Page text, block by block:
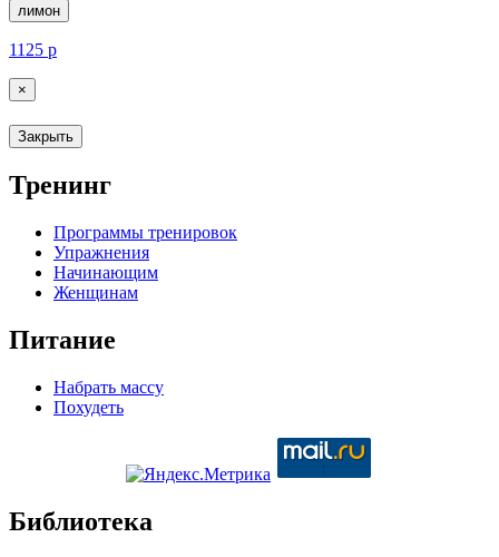
лимон
1125 р
×
Закрыть
Тренинг
Программы тренировок
Упражнения
Начинающим
Женщинам
Питание
Набрать массу
Похудеть
Библиотека